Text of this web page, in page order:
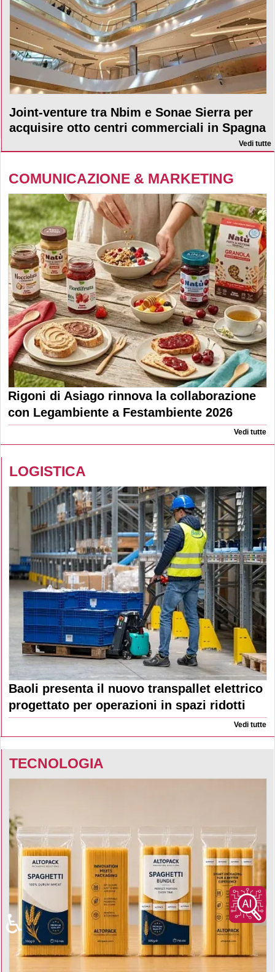
Joint-venture tra Nbim e Sonae Sierra per
acquisire otto centri commerciali in Spagna
Vedi tutte
COMUNICAZIONE & MARKETING
Rigoni di Asiago rinnova la collaborazione
con Legambiente a Festambiente 2026
Vedi tutte
LOGISTICA
Baoli presenta il nuovo transpallet elettrico
progettato per operazioni in spazi ridotti
Vedi tutte
TECNOLOGIA